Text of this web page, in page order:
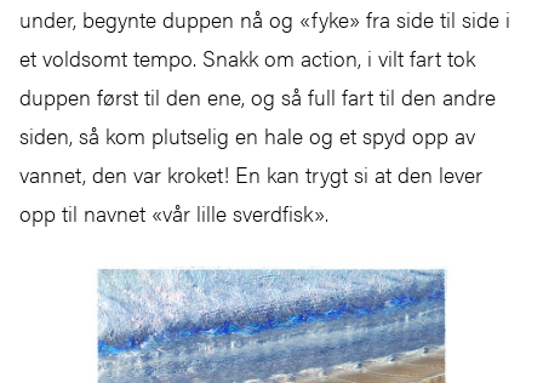
under, begynte duppen nå og «fyke» fra side til side i
et voldsomt tempo. Snakk om action, i vilt fart tok
duppen først til den ene, og så full fart til den andre
siden, så kom plutselig en hale og et spyd opp av
vannet, den var kroket! En kan trygt si at den lever
opp til navnet «vår lille sverdfisk».